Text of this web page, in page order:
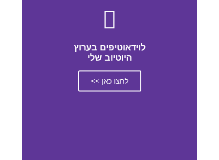
לוידאוטיפים בערוץ
היוטיוב שלי
לחצו כאן >>